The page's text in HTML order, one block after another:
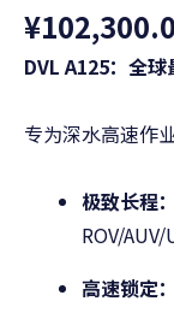
¥
DVL A125：全
专为深水高速作
极致长程：
ROV/AUV/
高速锁定：